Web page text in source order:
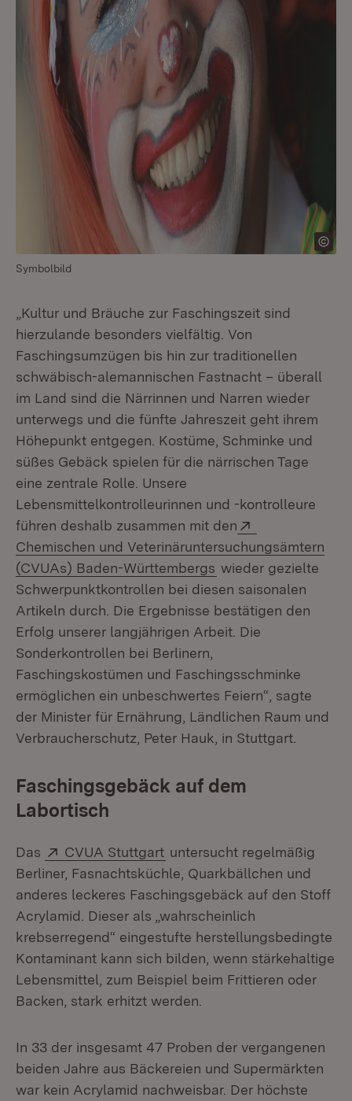
Symbolbild
„Kultur und Bräuche zur Faschingszeit sind
hierzulande besonders vielfältig. Von
Faschingsumzügen bis hin zur traditionellen
schwäbisch-alemannischen Fastnacht – überall
im Land sind die Närrinnen und Narren wieder
unterwegs und die fünfte Jahreszeit geht ihrem
Höhepunkt entgegen. Kostüme, Schminke und
süßes Gebäck spielen für die närrischen Tage
eine zentrale Rolle. Unsere
Lebensmittelkontrolleurinnen und -kontrolleure
führen deshalb zusammen mit den
Chemischen und Veterinäruntersuchungsämtern
(CVUAs) Baden-Württembergs (Öffnet in neuem
wieder gezielte
Schwerpunktkontrollen bei diesen saisonalen
Artikeln durch. Die Ergebnisse bestätigen den
Erfolg unserer langjährigen Arbeit. Die
Sonderkontrollen bei Berlinern,
Faschingskostümen und Faschingsschminke
ermöglichen ein unbeschwertes Feiern“, sagte
der Minister für Ernährung, Ländlichen Raum und
Verbraucherschutz, Peter Hauk, in Stuttgart.
Faschingsgebäck auf dem
Labortisch
Das Extern:
CVUA Stuttgart (Öffnet in neuem Fenster)
untersucht regelmäßig
Berliner, Fasnachtsküchle, Quarkbällchen und
anderes leckeres Faschingsgebäck auf den Stoff
Acrylamid. Dieser als „wahrscheinlich
krebserregend“ eingestufte herstellungsbedingte
Kontaminant kann sich bilden, wenn stärkehaltige
Lebensmittel, zum Beispiel beim Frittieren oder
Backen, stark erhitzt werden.
In 33 der insgesamt 47 Proben der vergangenen
beiden Jahre aus Bäckereien und Supermärkten
war kein Acrylamid nachweisbar. Der höchste